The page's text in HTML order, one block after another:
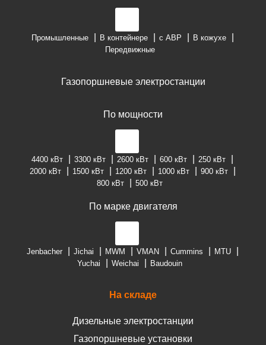
Промышленные В контейнере с АВР
В кожухе
Передвижные
Газопоршневые электростанции
По мощности
4400 кВт 3300 кВт 2600 кВт 600 кВт
250 кВт
2000 кВт
1500 кВт 1200 кВт 1000 кВт
900 кВт
800 кВт
500 кВт
По марке двигателя
Jenbacher Jichai MWM VMAN Cummins
MTU
Yuchai
Weichai Baudouin
На складе
Дизельные электростанции
Газопоршневые установки